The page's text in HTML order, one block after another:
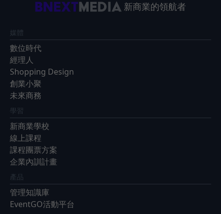
新商業的領航者
媒體
數位時代
經理人
Shopping Design
創業小聚
未來商務
學習
新商業學校
線上課程
課程團票方案
企業內訓計畫
產品
管理知識庫
EventGO活動平台